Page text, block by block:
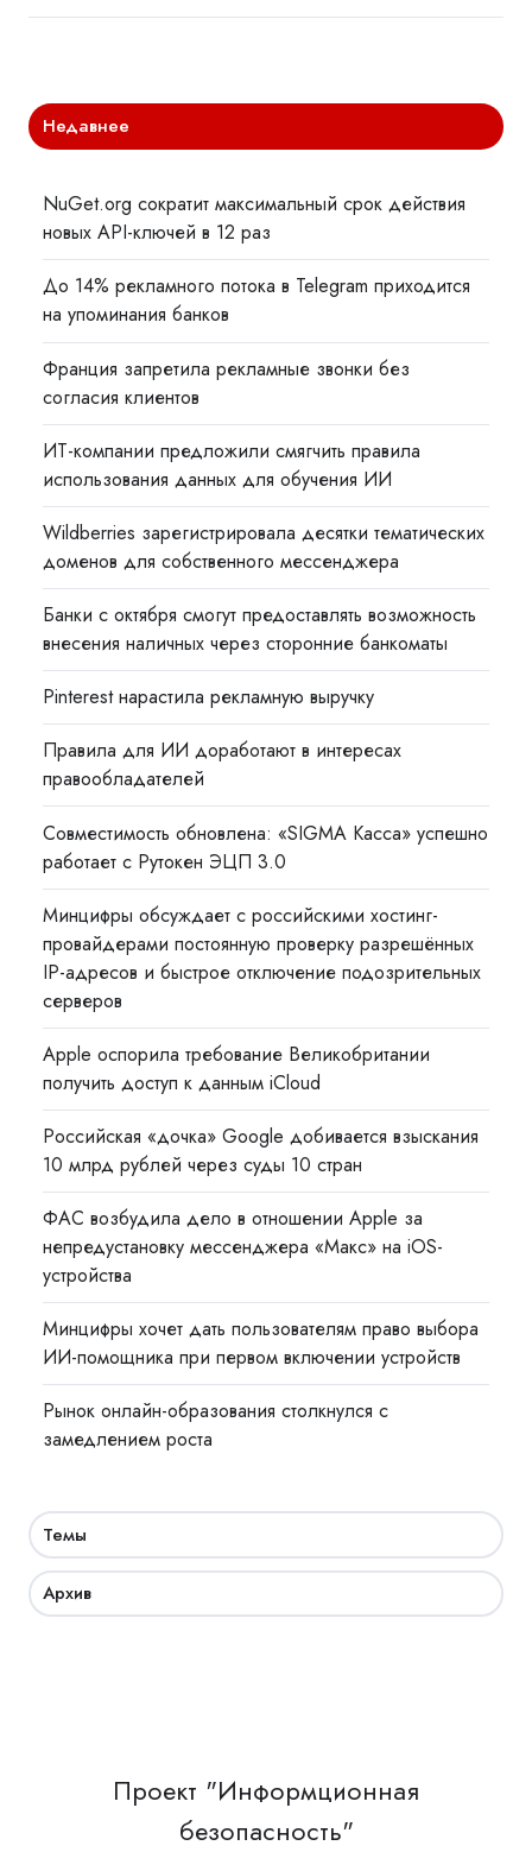
Недавнее
NuGet.org сократит максимальный срок действия
новых API-ключей в 12 раз
До 14% рекламного потока в Telegram приходится
на упоминания банков
Франция запретила рекламные звонки без
согласия клиентов
ИТ-компании предложили смягчить правила
использования данных для обучения ИИ
Wildberries зарегистрировала десятки тематических
доменов для собственного мессенджера
Банки с октября смогут предоставлять возможность
внесения наличных через сторонние банкоматы
Pinterest нарастила рекламную выручку
Правила для ИИ доработают в интересах
правообладателей
Совместимость обновлена: «SIGMA Касса» успешно
работает с Рутокен ЭЦП 3.0
Минцифры обсуждает с российскими хостинг-
провайдерами постоянную проверку разрешённых
IP-адресов и быстрое отключение подозрительных
серверов
Apple оспорила требование Великобритании
получить доступ к данным iCloud
Российская «дочка» Google добивается взыскания
10 млрд рублей через суды 10 стран
ФАС возбудила дело в отношении Apple за
непредустановку мессенджера «Макс» на iOS-
устройства
Минцифры хочет дать пользователям право выбора
ИИ-помощника при первом включении устройств
Рынок онлайн-образования столкнулся с
замедлением роста
Темы
Архив
Проект "Информционная
безопасность"